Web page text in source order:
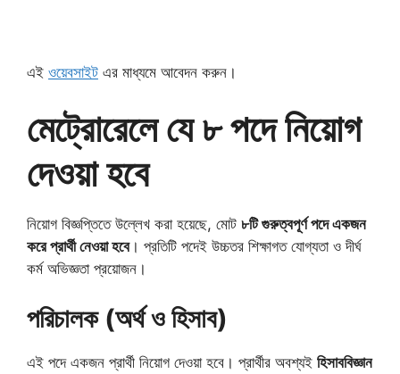
এই ওয়েবসাইট এর মাধ্যমে আবেদন করুন।
মেট্রোরেলে যে ৮ পদে নিয়োগ
দেওয়া হবে
নিয়োগ বিজ্ঞপ্তিতে উল্লেখ করা হয়েছে, মোট ৮টি গুরুত্বপূর্ণ পদে একজন
করে প্রার্থী নেওয়া হবে। প্রতিটি পদেই উচ্চতর শিক্ষাগত যোগ্যতা ও দীর্ঘ
কর্ম অভিজ্ঞতা প্রয়োজন।
পরিচালক (অর্থ ও হিসাব)
এই পদে একজন প্রার্থী নিয়োগ দেওয়া হবে। প্রার্থীর অবশ্যই হিসাববিজ্ঞান